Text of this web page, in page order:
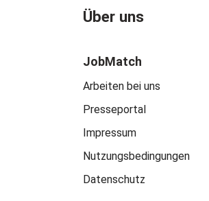
Über uns
JobMatch
Arbeiten bei uns
Presseportal
Impressum
Nutzungsbedingungen
Datenschutz